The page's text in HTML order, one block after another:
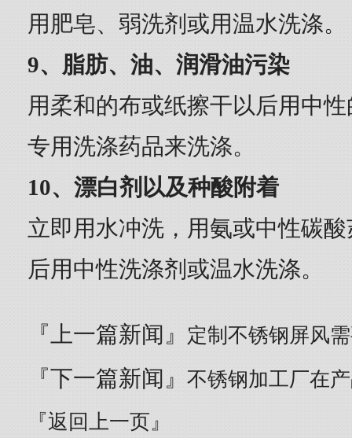
用肥皂、弱洗剂或用温水洗涤。
9、脂肪、油、润滑油污染
用柔和的布或纸擦干以后用中
专用洗涤药品来洗涤。
10、漂白剂以及种酸附着
立即用水冲洗，用氨或中性碳
后用中性洗涤剂或温水洗涤。
『上一篇新闻』 定制不锈钢屏风
『下一篇新闻』 不锈钢加工厂在
『返回上一页』